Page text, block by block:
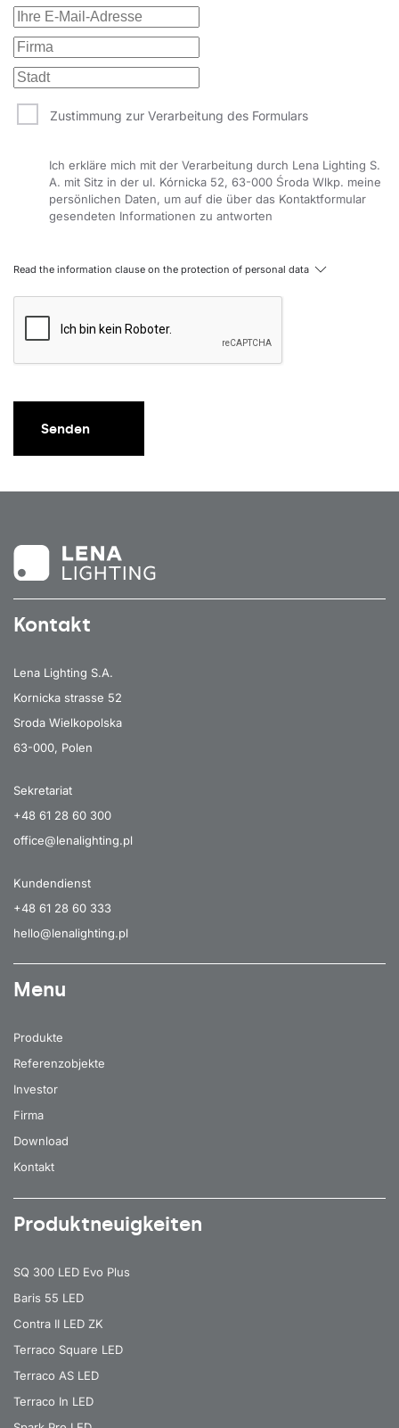
Zustimmung zur Verarbeitung des Formulars
Ich erkläre mich mit der Verarbeitung durch Lena Lighting S.
A. mit Sitz in der ul. Kórnicka 52, 63-000 Środa Wlkp. meine
persönlichen Daten, um auf die über das Kontaktformular
gesendeten Informationen zu antworten
Read the information clause on the protection of personal data
Senden
Kontakt
Lena Lighting S.A.
Kornicka strasse 52
Sroda Wielkopolska
63-000, Polen
Sekretariat
+48 61 28 60 300
office@lenalighting.pl
Kundendienst
+48 61 28 60 333
hello@lenalighting.pl
Menu
Produkte
Referenzobjekte
Investor
Firma
Download
Kontakt
Produktneuigkeiten
SQ 300 LED Evo Plus
Baris 55 LED
Contra II LED ZK
Terraco Square LED
Terraco AS LED
Terraco In LED